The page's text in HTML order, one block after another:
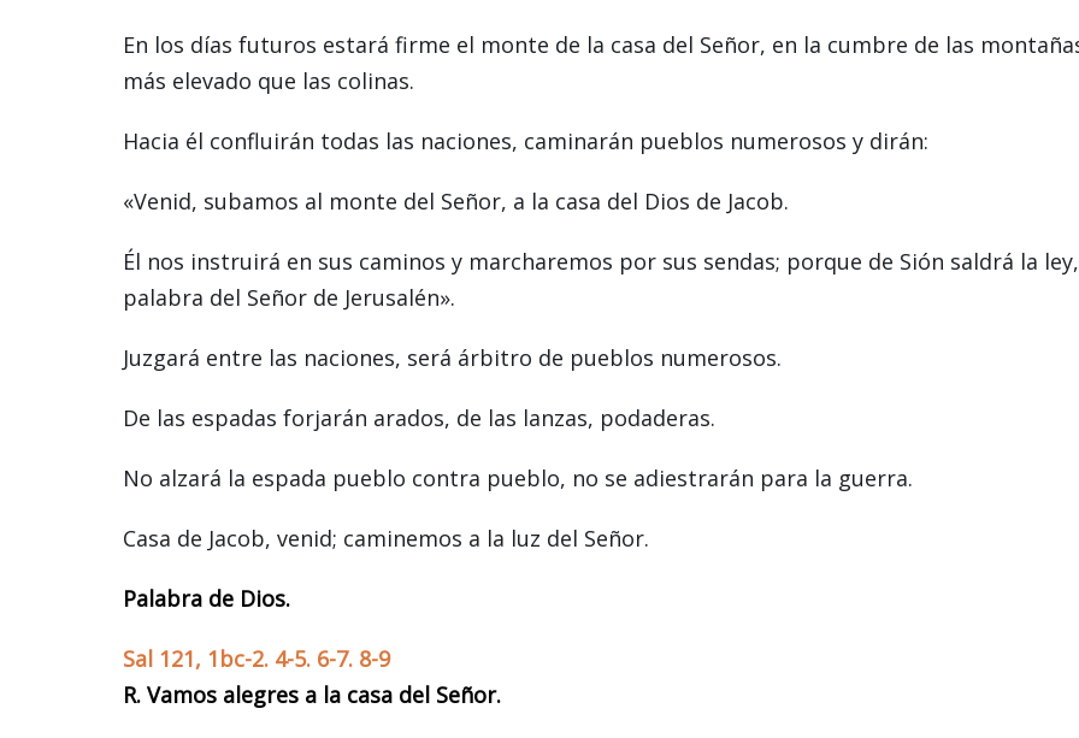
En los días futuros estará firme el monte de la casa del Señor, en la cumbre de las
más elevado que las colinas.
Hacia él confluirán todas las naciones, caminarán pueblos numerosos y dirán:
«Venid, subamos al monte del Señor, a la casa del Dios de Jacob.
Él nos instruirá en sus caminos y marcharemos por sus sendas; porque de Sión saldrá la
palabra del Señor de Jerusalén».
Juzgará entre las naciones, será árbitro de pueblos numerosos.
De las espadas forjarán arados, de las lanzas, podaderas.
No alzará la espada pueblo contra pueblo, no se adiestrarán para la guerra.
Casa de Jacob, venid; caminemos a la luz del Señor.
Palabra de Dios.
Sal 121, 1bc-2. 4-5. 6-7. 8-9
R. Vamos alegres a la casa del Señor.